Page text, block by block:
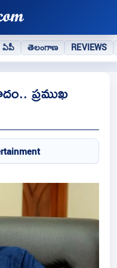
ఏపీ తెలంగాణ REVIEWS
ప్రముఖ